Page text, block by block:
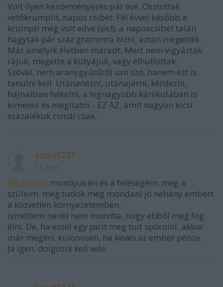
Volt ilyen kezdeményezés pár éve. Osztottak
vetőkrumplit, napos csibét. Fél évvel később a
krumpli meg volt edve (sic!), a naposcsibét talán
hagyták pár száz grammra hízni, aztán megették.
Már amelyik életben maradt. Mert nem vigyáztak
rájuk, megette a kutyájuk, vagy elhullottak.
Szóval, nem aranygyűrűről van szó, hanem ezt is
tanulni kell. Utánanézni, utánajárni, kérdezni,
hajnalban felkelni, a legnagyobb kánikulában is
kimenni és megitatni - EZ AZ, amit nagyon kicsi
százalékuk csinál csak.
soad1221
@Fajankó: mondjuk én és a feleségem. meg a
szüleim. meg tudok még mondani jó néhány embert
a közvetlen környezetemben.
ismétlem: senki nem mondta, hogy ebből meg fog
élni. De, ha ezzel egy picit meg tud spórolni, akkor
már megéri, különösen, ha kevés az ember pénze.
Ja igen, dolgozni kell vele.